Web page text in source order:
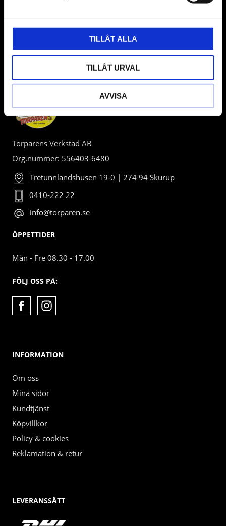
TILLÅT ALLA
TILLÅT URVAL
AVVISA
Torparens Verkstad AB
Org.nummer: 556403-6480
Tretunnlandshusen 19-0 | 274 94 Skurup
0410-222 22
info@torparen.se
ÖPPETTIDER
Mån - Fre 08.30 - 17.00
FÖLJ OSS PÅ:
INFORMATION
Om oss
Mina sidor
Kundtjänst
Köpvillkor
Policy & cookies
Reklamation & retur
LEVERANSSÄTT